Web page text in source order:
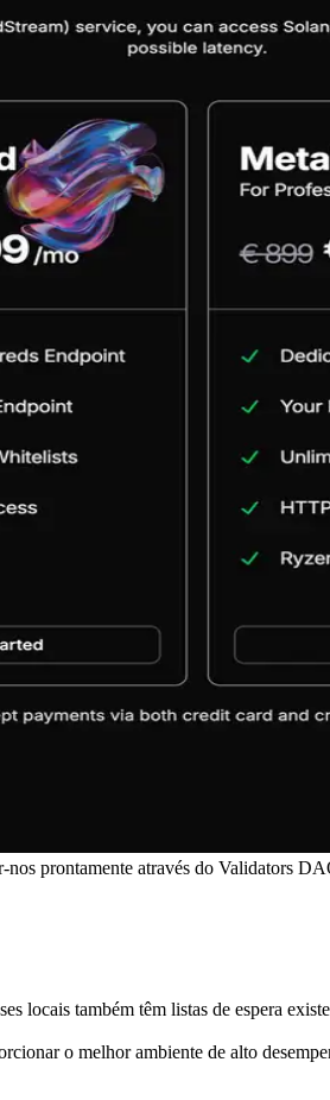
nos prontamente através do Validators
também têm listas de espera
o melhor ambiente de alto